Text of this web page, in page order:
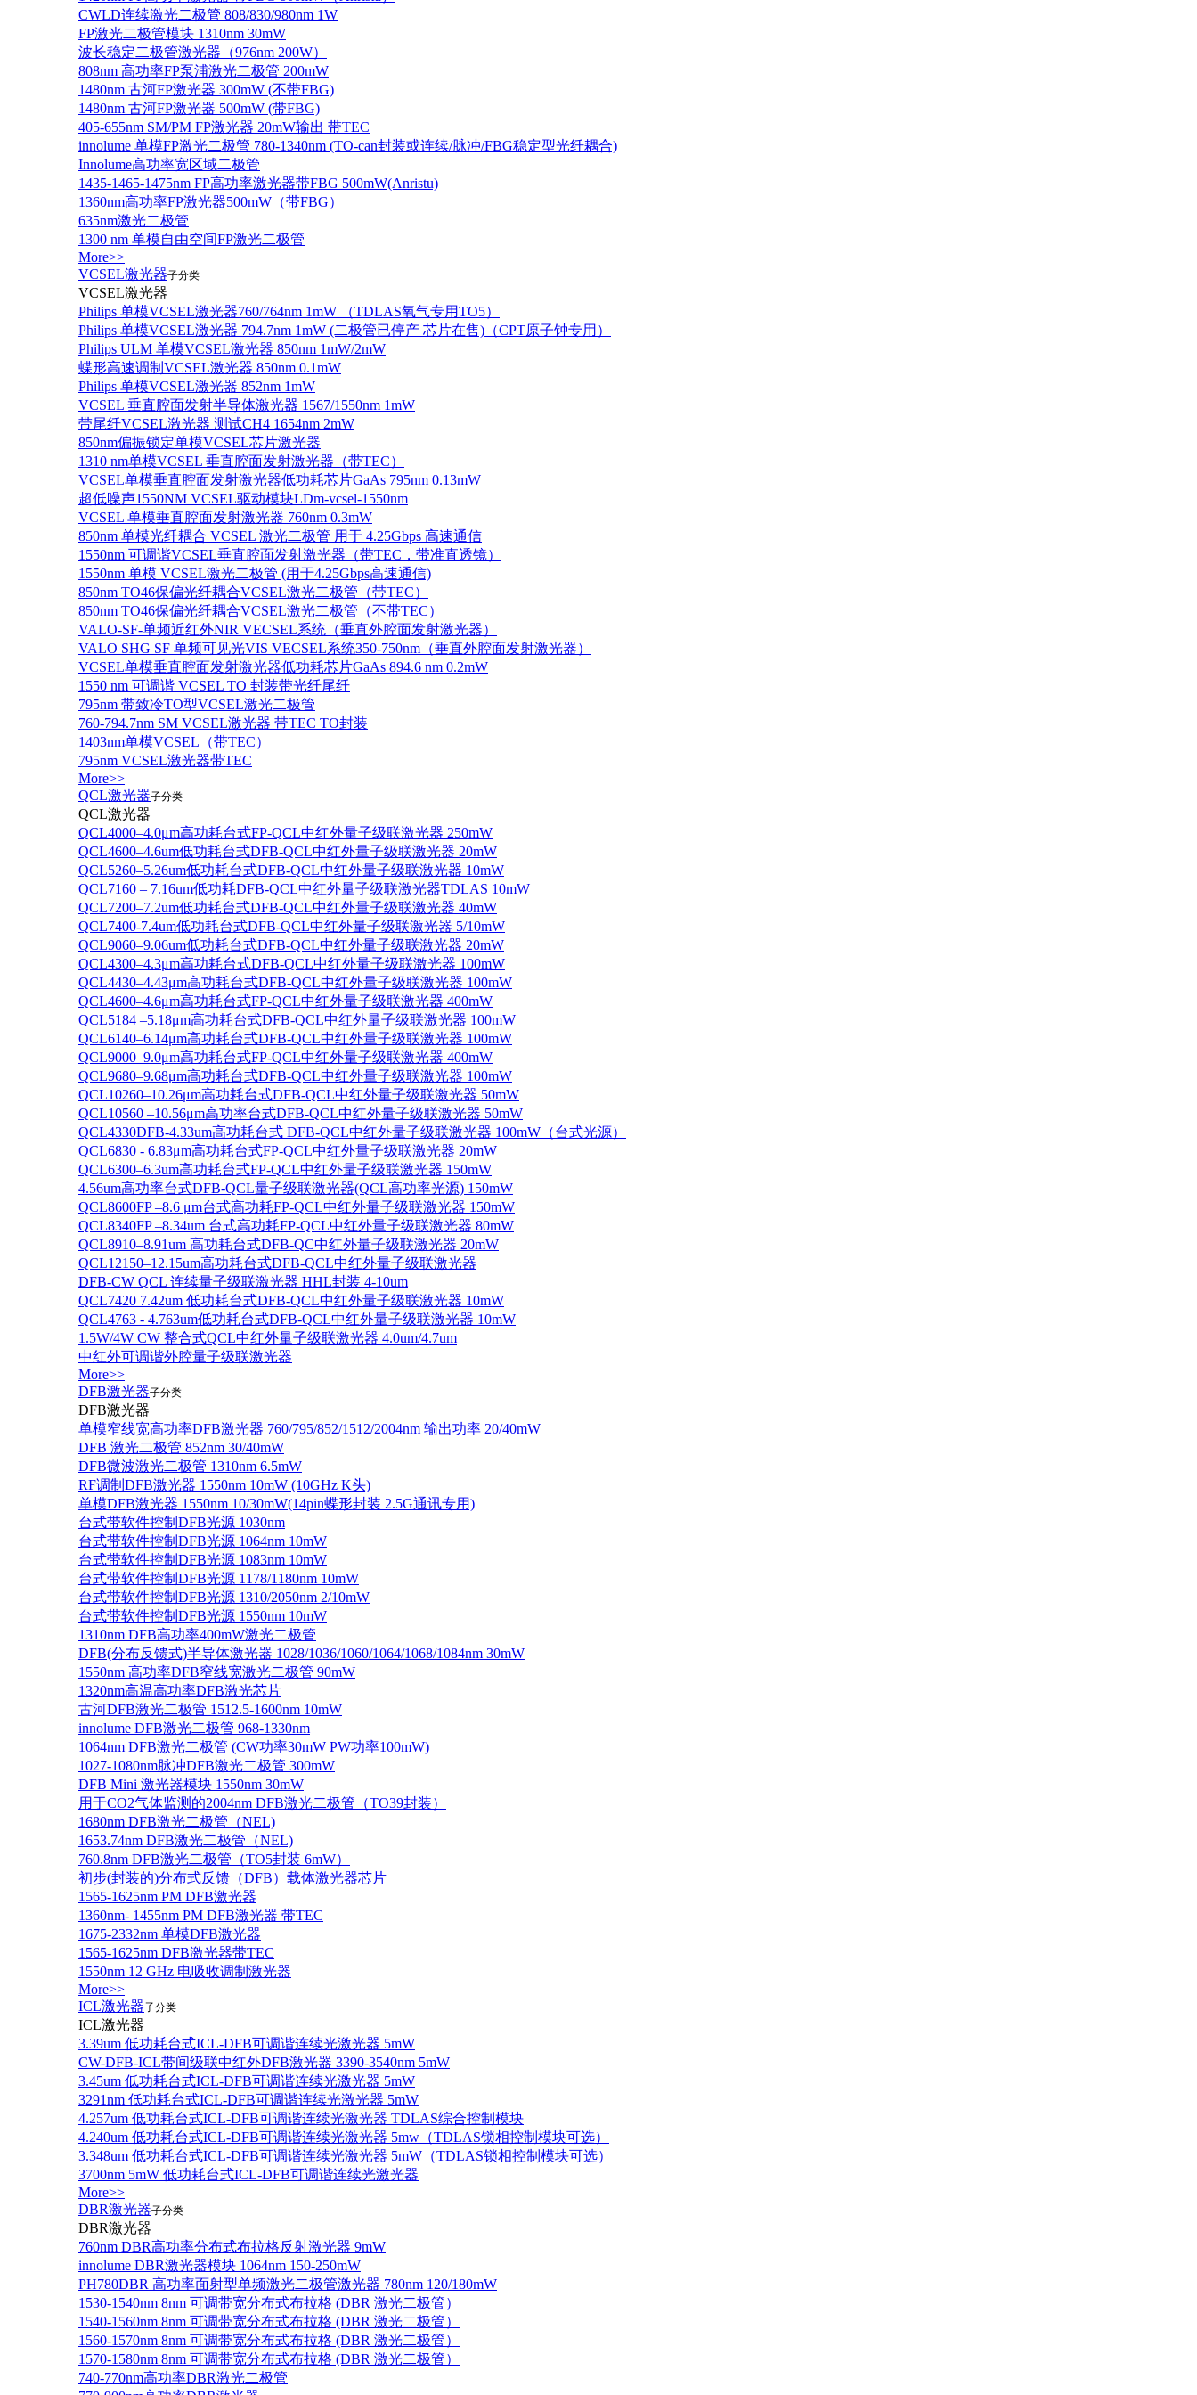
CWLD连续激光二极管 808/830/980nm 1W
FP激光二极管模块 1310nm 30mW
波长稳定二极管激光器（976nm 200W）
808nm 高功率FP泵浦激光二极管 200mW
1480nm 古河FP激光器 300mW (不带FBG)
1480nm 古河FP激光器 500mW (带FBG)
405-655nm SM/PM FP激光器 20mW输出 带TEC
innolume 单模FP激光二极管 780-1340nm (TO-can封装或连续/脉冲/FBG稳定型光纤耦合)
Innolume高功率宽区域二极管
1435-1465-1475nm FP高功率激光器带FBG 500mW(Anristu)
1360nm高功率FP激光器500mW（带FBG）
635nm激光二极管
1300 nm 单模自由空间FP激光二极管
More>>
VCSEL激光器子分类
VCSEL激光器
Philips 单模VCSEL激光器760/764nm 1mW （TDLAS氧气专用TO5）
Philips 单模VCSEL激光器 794.7nm 1mW (二极管已停产 芯片在售)（CPT原子钟专用）
Philips ULM 单模VCSEL激光器 850nm 1mW/2mW
蝶形高速调制VCSEL激光器 850nm 0.1mW
Philips 单模VCSEL激光器 852nm 1mW
VCSEL 垂直腔面发射半导体激光器 1567/1550nm 1mW
带尾纤VCSEL激光器 测试CH4 1654nm 2mW
850nm偏振锁定单模VCSEL芯片激光器
1310 nm单模VCSEL 垂直腔面发射激光器（带TEC）
VCSEL单模垂直腔面发射激光器低功耗芯片GaAs 795nm 0.13mW
超低噪声1550NM VCSEL驱动模块LDm-vcsel-1550nm
VCSEL 单模垂直腔面发射激光器 760nm 0.3mW
850nm 单模光纤耦合 VCSEL 激光二极管 用于 4.25Gbps 高速通信
1550nm 可调谐VCSEL垂直腔面发射激光器（带TEC，带准直透镜）
1550nm 单模 VCSEL激光二极管 (用于4.25Gbps高速通信)
850nm TO46保偏光纤耦合VCSEL激光二极管（带TEC）
850nm TO46保偏光纤耦合VCSEL激光二极管（不带TEC）
VALO-SF-单频近红外NIR VECSEL系统（垂直外腔面发射激光器）
VALO SHG SF 单频可见光VIS VECSEL系统350-750nm（垂直外腔面发射激光器）
VCSEL单模垂直腔面发射激光器低功耗芯片GaAs 894.6 nm 0.2mW
1550 nm 可调谐 VCSEL TO 封装带光纤尾纤
795nm 带致冷TO型VCSEL激光二极管
760-794.7nm SM VCSEL激光器 带TEC TO封装
1403nm单模VCSEL（带TEC）
795nm VCSEL激光器带TEC
More>>
QCL激光器子分类
QCL激光器
QCL4000–4.0μm高功耗台式FP-QCL中红外量子级联激光器 250mW
QCL4600–4.6um低功耗台式DFB-QCL中红外量子级联激光器 20mW
QCL5260–5.26um低功耗台式DFB-QCL中红外量子级联激光器 10mW
QCL7160 – 7.16um低功耗DFB-QCL中红外量子级联激光器TDLAS 10mW
QCL7200–7.2um低功耗台式DFB-QCL中红外量子级联激光器 40mW
QCL7400-7.4um低功耗台式DFB-QCL中红外量子级联激光器 5/10mW
QCL9060–9.06um低功耗台式DFB-QCL中红外量子级联激光器 20mW
QCL4300–4.3μm高功耗台式DFB-QCL中红外量子级联激光器 100mW
QCL4430–4.43μm高功耗台式DFB-QCL中红外量子级联激光器 100mW
QCL4600–4.6μm高功耗台式FP-QCL中红外量子级联激光器 400mW
QCL5184 –5.18μm高功耗台式DFB-QCL中红外量子级联激光器 100mW
QCL6140–6.14μm高功耗台式DFB-QCL中红外量子级联激光器 100mW
QCL9000–9.0μm高功耗台式FP-QCL中红外量子级联激光器 400mW
QCL9680–9.68μm高功耗台式DFB-QCL中红外量子级联激光器 100mW
QCL10260–10.26μm高功耗台式DFB-QCL中红外量子级联激光器 50mW
QCL10560 –10.56μm高功率台式DFB-QCL中红外量子级联激光器 50mW
QCL4330DFB-4.33um高功耗台式 DFB-QCL中红外量子级联激光器 100mW（台式光源）
QCL6830 - 6.83μm高功耗台式FP-QCL中红外量子级联激光器 20mW
QCL6300–6.3um高功耗台式FP-QCL中红外量子级联激光器 150mW
4.56um高功率台式DFB-QCL量子级联激光器(QCL高功率光源) 150mW
QCL8600FP –8.6 μm台式高功耗FP-QCL中红外量子级联激光器 150mW
QCL8340FP –8.34um 台式高功耗FP-QCL中红外量子级联激光器 80mW
QCL8910–8.91um 高功耗台式DFB-QC中红外量子级联激光器 20mW
QCL12150–12.15um高功耗台式DFB-QCL中红外量子级联激光器
DFB-CW QCL 连续量子级联激光器 HHL封装 4-10um
QCL7420 7.42um 低功耗台式DFB-QCL中红外量子级联激光器 10mW
QCL4763 - 4.763um低功耗台式DFB-QCL中红外量子级联激光器 10mW
1.5W/4W CW 整合式QCL中红外量子级联激光器 4.0um/4.7um
中红外可调谐外腔量子级联激光器
More>>
DFB激光器子分类
DFB激光器
单模窄线宽高功率DFB激光器 760/795/852/1512/2004nm 输出功率 20/40mW
DFB 激光二极管 852nm 30/40mW
DFB微波激光二极管 1310nm 6.5mW
RF调制DFB激光器 1550nm 10mW (10GHz K头)
单模DFB激光器 1550nm 10/30mW(14pin蝶形封装 2.5G通讯专用)
台式带软件控制DFB光源 1030nm
台式带软件控制DFB光源 1064nm 10mW
台式带软件控制DFB光源 1083nm 10mW
台式带软件控制DFB光源 1178/1180nm 10mW
台式带软件控制DFB光源 1310/2050nm 2/10mW
台式带软件控制DFB光源 1550nm 10mW
1310nm DFB高功率400mW激光二极管
DFB(分布反馈式)半导体激光器 1028/1036/1060/1064/1068/1084nm 30mW
1550nm 高功率DFB窄线宽激光二极管 90mW
1320nm高温高功率DFB激光芯片
古河DFB激光二极管 1512.5-1600nm 10mW
innolume DFB激光二极管 968-1330nm
1064nm DFB激光二极管 (CW功率30mW PW功率100mW)
1027-1080nm脉冲DFB激光二极管 300mW
DFB Mini 激光器模块 1550nm 30mW
用于CO2气体监测的2004nm DFB激光二极管（TO39封装）
1680nm DFB激光二极管（NEL)
1653.74nm DFB激光二极管（NEL)
760.8nm DFB激光二极管（TO5封装 6mW）
初步(封装的)分布式反馈（DFB）载体激光器芯片
1565-1625nm PM DFB激光器
1360nm- 1455nm PM DFB激光器 带TEC
1675-2332nm 单模DFB激光器
1565-1625nm DFB激光器带TEC
1550nm 12 GHz 电吸收调制激光器
More>>
ICL激光器子分类
ICL激光器
3.39um 低功耗台式ICL-DFB可调谐连续光激光器 5mW
CW-DFB-ICL带间级联中红外DFB激光器 3390-3540nm 5mW
3.45um 低功耗台式ICL-DFB可调谐连续光激光器 5mW
3291nm 低功耗台式ICL-DFB可调谐连续光激光器 5mW
4.257um 低功耗台式ICL-DFB可调谐连续光激光器 TDLAS综合控制模块
4.240um 低功耗台式ICL-DFB可调谐连续光激光器 5mw（TDLAS锁相控制模块可选）
3.348um 低功耗台式ICL-DFB可调谐连续光激光器 5mW（TDLAS锁相控制模块可选）
3700nm 5mW 低功耗台式ICL-DFB可调谐连续光激光器
More>>
DBR激光器子分类
DBR激光器
760nm DBR高功率分布式布拉格反射激光器 9mW
innolume DBR激光器模块 1064nm 150-250mW
PH780DBR 高功率面射型单频激光二极管激光器 780nm 120/180mW
1530-1540nm 8nm 可调带宽分布式布拉格 (DBR 激光二极管）
1540-1560nm 8nm 可调带宽分布式布拉格 (DBR 激光二极管）
1560-1570nm 8nm 可调带宽分布式布拉格 (DBR 激光二极管）
1570-1580nm 8nm 可调带宽分布式布拉格 (DBR 激光二极管）
740-770nm高功率DBR激光二极管